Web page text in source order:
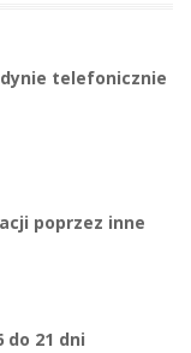
telefonicznie
poprzez inne
do 21 dni